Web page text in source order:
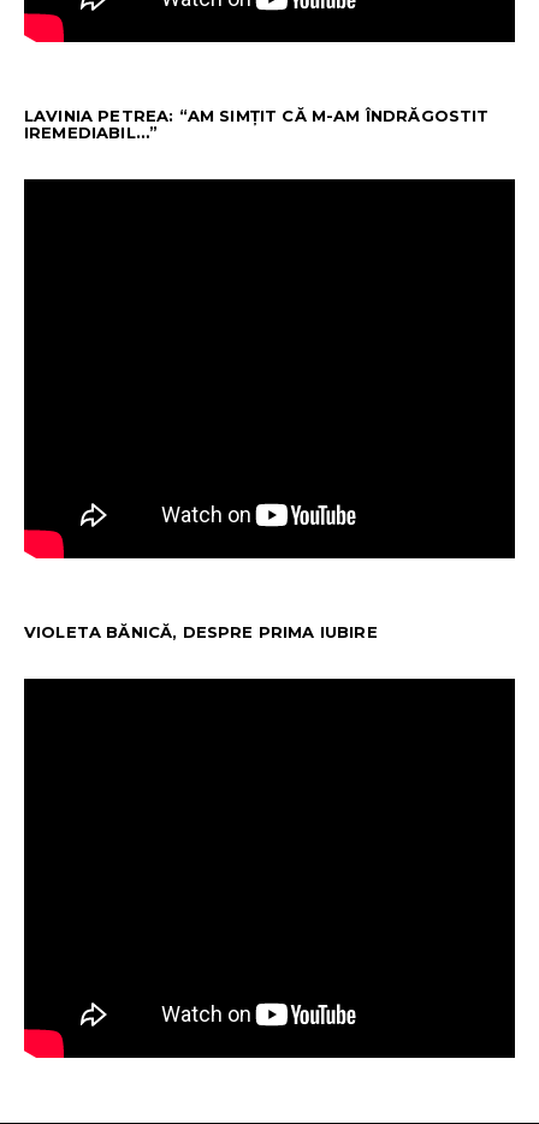
LAVINIA PETREA: “AM SIMȚIT CĂ M-AM ÎNDRĂGOSTIT
IREMEDIABIL…”
VIOLETA BĂNICĂ, DESPRE PRIMA IUBIRE